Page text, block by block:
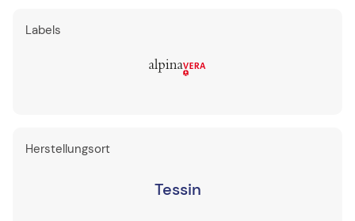
Labels
Herstellungsort
Tessin